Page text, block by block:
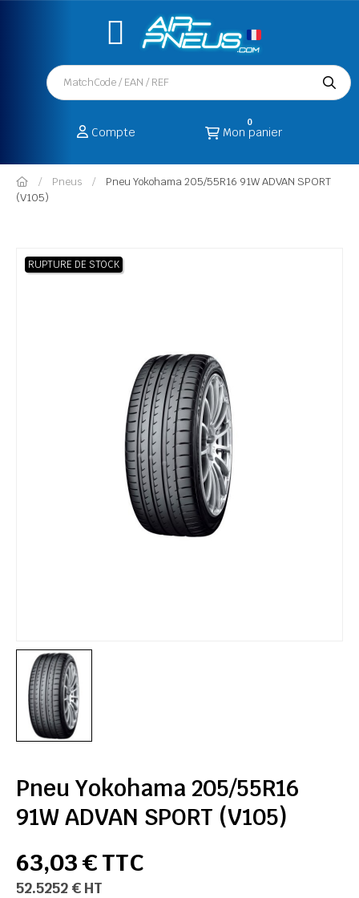
Compte Mon panier
0
Pneus
Pneu Yokohama 205/55R16 91W ADVAN SPORT
(V105)
RUPTURE DE STOCK
Pneu Yokohama 205/55R16
91W ADVAN SPORT (V105)
63,03 € TTC
52.5252 € HT